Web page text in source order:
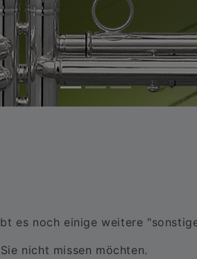
es noch einige weitere
nicht missen möchten.